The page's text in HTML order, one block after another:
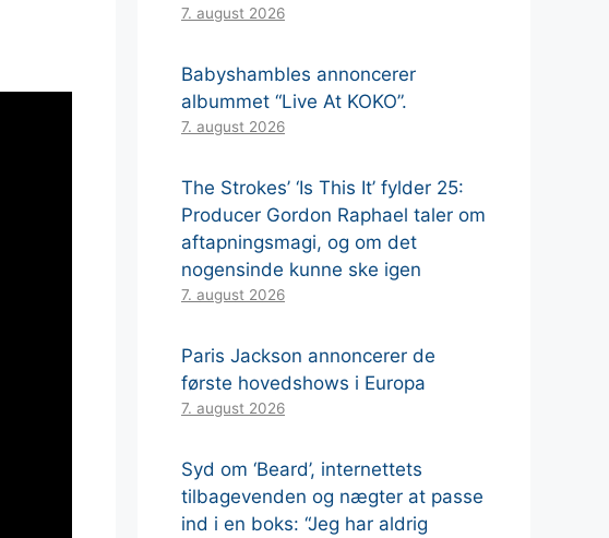
7. august 2026
Babyshambles annoncerer
albummet “Live At KOKO”.
7. august 2026
The Strokes’ ‘Is This It’ fylder 25:
Producer Gordon Raphael taler om
aftapningsmagi, og om det
nogensinde kunne ske igen
7. august 2026
Paris Jackson annoncerer de
første hovedshows i Europa
7. august 2026
Syd om ‘Beard’, internettets
tilbagevenden og nægter at passe
ind i en boks: “Jeg har aldrig